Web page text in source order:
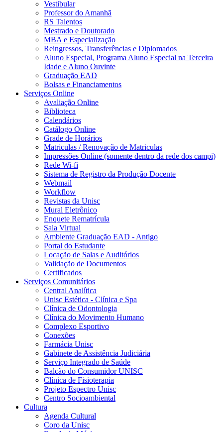
Vestibular
Professor do Amanhã
RS Talentos
Mestrado e Doutorado
MBA e Especialização
Reingressos, Transferências e Diplomados
Aluno Especial, Programa Aluno Especial na Terceira
Idade e Aluno Ouvinte
Graduação EAD
Bolsas e Financiamentos
Serviços Online
Avaliação Online
Biblioteca
Calendários
Catálogo Online
Grade de Horários
Matriculas / Renovação de Matriculas
Impressões Online (somente dentro da rede dos campi)
Rede Wi-fi
Sistema de Registro da Produção Docente
Webmail
Workflow
Revistas da Unisc
Mural Eletrônico
Enquete Rematrícula
Sala Virtual
Ambiente Graduação EAD - Antigo
Portal do Estudante
Locação de Salas e Auditórios
Validação de Documentos
Certificados
Serviços Comunitários
Central Analítica
Unisc Estética - Clínica e Spa
Clínica de Odontologia
Clínica do Movimento Humano
Complexo Esportivo
Conexões
Farmácia Unisc
Gabinete de Assistência Judiciária
Serviço Integrado de Saúde
Balcão do Consumidor UNISC
Clínica de Fisioterapia
Projeto Espectro Unisc
Centro Socioambiental
Cultura
Agenda Cultural
Coro da Unisc